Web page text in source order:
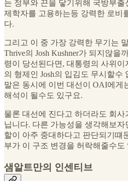
는 정부와 끈을 닿기위해 국방부
제학자를 고용하는등 강력한 로비
다.
그리고 이 중 가장 강력한 무기는
Thrive의 Josh Kushner가 되지않을
령이 당선된다면, 대통령의 사위이
의 형제인 Josh의 입김도 무시할수
말은 동시에 이번 대선이 OAI에게
해석이 될수도 있구요.
물론 대선에 진다고 하더라도 회
닙니다. 다른 가능성을 생각해보
할이 아주 중대하다고 판단되기떄
부가 이 구조 변경을 허락해줄수도
샘알트만의 인센티브